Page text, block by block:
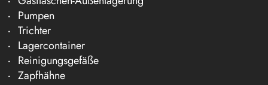
Pumpen
Trichter
Lagercontainer
Reinigungsgefäße
Zapfhähne